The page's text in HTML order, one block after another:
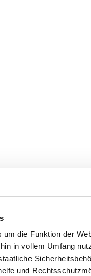
die Funktion der
in vollem Umfang
und